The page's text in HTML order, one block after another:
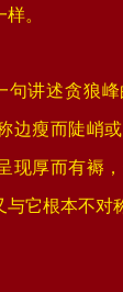
。
句讲述贪狼
边瘦而陡峭
现厚而有褥
它根本不对